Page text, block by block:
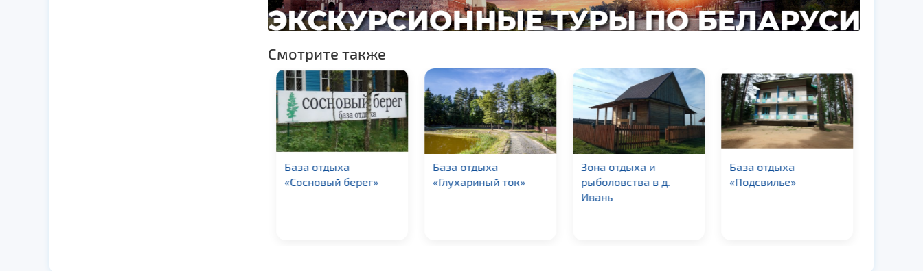
Смотрите также
База отдыха
«Сосновый берег»
База отдыха
«Глухариный ток»
Зона отдыха и
рыболовства в д.
Ивань
База отдыха
«Подсвилье»